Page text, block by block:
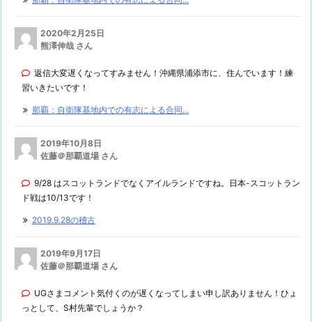
2020年2月25日
熊澤伸哉 さん
返信大変遅くなってすみません！沖縄県浦添市に、住んでいます！練
習いきたいです！
那覇：自衛隊基地内での有志による合同...
2019年10月8日
佐藤＠那覇道場 さん
9/28 はスコットランドでなくアイルランドですね。日本-スコットラン
ド戦は10/13です！
2019.9.28の稽古
2019年9月17日
佐藤＠那覇道場 さん
UGさまコメント気付くのが遅くなってしまい申し訳ありません！ひょ
っとして、S村先輩でしょうか？